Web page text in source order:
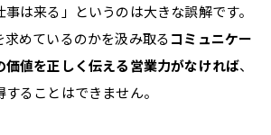
事は来る」というのは大きな誤解です。
めているのかを汲み取るコミュニケー
価値を正しく伝える営業力がなければ、
ることはできません。